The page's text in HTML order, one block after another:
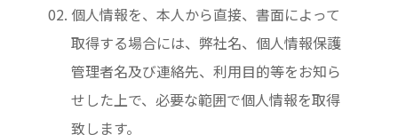
個人情報を、本人から直接、書面によって
取得する場合には、弊社名、個人情報保護
管理者名及び連絡先、利用目的等をお知ら
せした上で、必要な範囲で個人情報を取得
致します。